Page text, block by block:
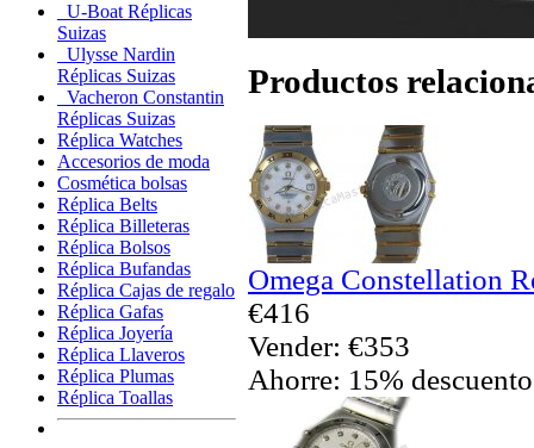
U-Boat Réplicas
Suizas
Ulysse Nardin
Réplicas Suizas
Vacheron Constantin
Réplicas Suizas
Réplica Watches
Accesorios de moda
Cosmética bolsas
Réplica Belts
Réplica Billeteras
Réplica Bolsos
Réplica Bufandas
Réplica Cajas de regalo
Réplica Gafas
Réplica Joyería
Réplica Llaveros
Réplica Plumas
Réplica Toallas
Productos
Omega Constellation
€416
Vender: €353
Ahorre: 15% descuento